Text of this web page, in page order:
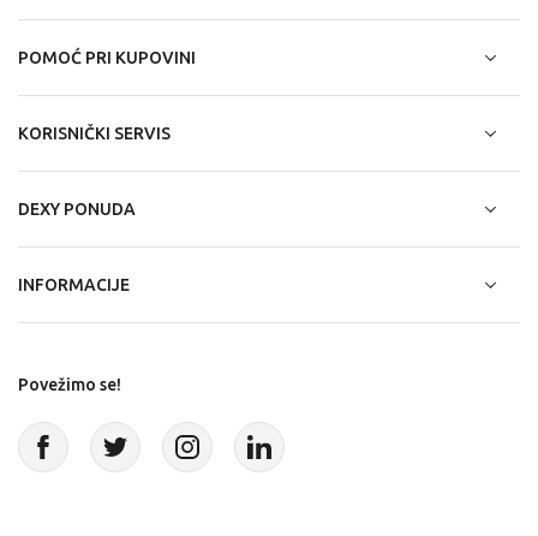
POMOĆ PRI KUPOVINI
KORISNIČKI SERVIS
DEXY PONUDA
INFORMACIJE
Povežimo se!